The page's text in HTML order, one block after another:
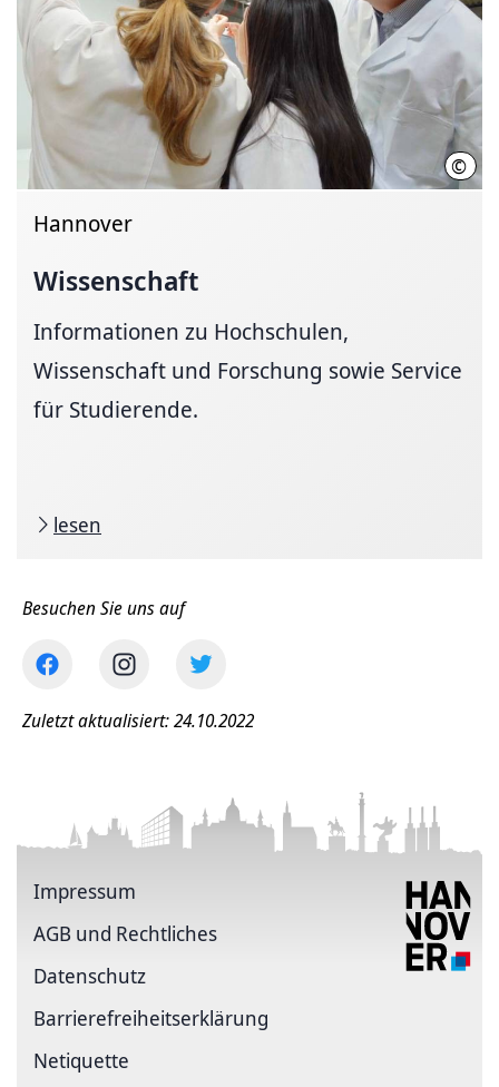
©
Hannover
Wissenschaft
Informationen zu Hochschulen,
Wissenschaft und Forschung sowie Service
für Studierende.
lesen
Besuchen Sie uns auf
Zuletzt aktualisiert: 24.10.2022
Impressum
AGB und Rechtliches
Datenschutz
Barriere­freiheits­erklärung
Netiquette